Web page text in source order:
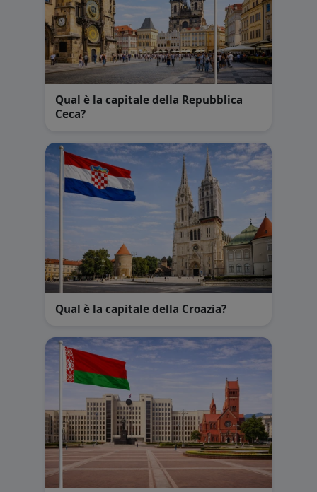
Qual è la capitale della Repubblica
Ceca?
Qual è la capitale della Croazia?